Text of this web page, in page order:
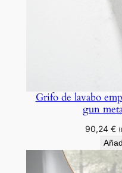
Grifo de lavabo
gun
90,24 €